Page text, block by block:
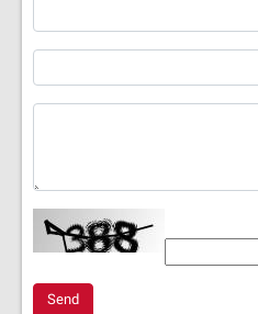
Send